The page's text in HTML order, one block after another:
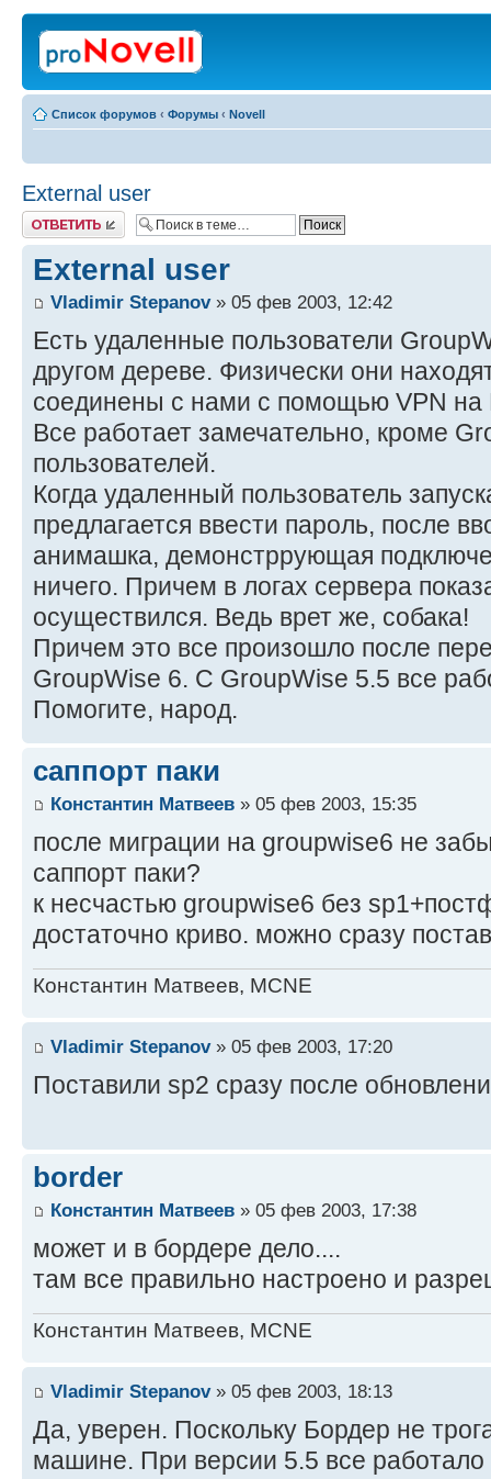
Список форумов ‹ Форумы ‹ Novell
External user
Ответить
External user
Vladimir Stepanov» 05 фев 2003, 12:42
Есть удаленные пользователи
другом дереве. Физически они
соединены с нами с помощью VPN на
Все работает замечательно, кроме
пользователей.
Когда удаленный пользователь
предлагается ввести пароль, после
анимашка, демонстррующая
ничего. Причем в логах сервера
осуществился. Ведь врет же, собака!
Причем это все произошло после
GroupWise 6. С GroupWise 5.5 все
Помогите, народ.
саппорт паки
Константин Матвеев » 05 фев 2003, 15:35
после миграции на groupwise6 не
саппорт паки?
к несчастью groupwise6 без
достаточно криво. можно сразу
Константин Матвеев, MCNE
Vladimir Stepanov» 05 фев 2003, 17:20
Поставили sp2 сразу после
border
Константин Матвеев » 05 фев 2003, 17:38
может и в бордере дело....
там все правильно настроено и
Константин Матвеев, MCNE
Vladimir Stepanov» 05 фев 2003, 18:13
Да, уверен. Поскольку Бордер не
машине. При версии 5.5 все работало